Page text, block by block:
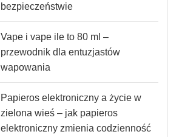
bezpieczeństwie
Vape i vape ile to 80 ml –
przewodnik dla entuzjastów
wapowania
Papieros elektroniczny a życie w
zielona wieś – jak papieros
elektroniczny zmienia codzienność